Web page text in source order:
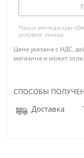
Наши менеджеры
условия заказа
Цена указана с НДС,
магазина и может
СПОСОБЫ
Доставка